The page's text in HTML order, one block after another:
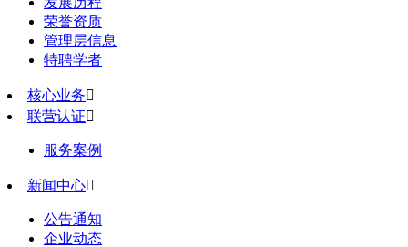
荣誉资质
管理层信息
特聘学者
核心业务
联营认证
服务案例
新闻中心
公告通知
企业动态